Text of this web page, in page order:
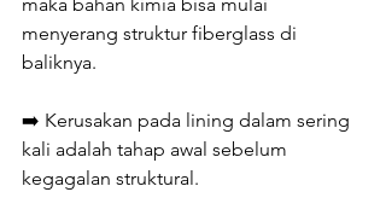
maka bahan kimia bisa mulai
menyerang struktur fiberglass di
baliknya.
➡️ Kerusakan pada lining dalam sering
kali adalah tahap awal sebelum
kegagalan struktural.